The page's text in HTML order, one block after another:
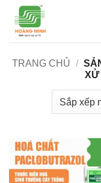
qua
TRANG CHỦ /
XỬ